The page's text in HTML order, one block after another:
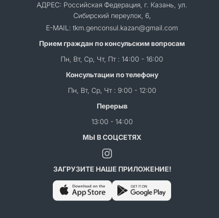
АДРЕС: Российская Федерация, г. Казань, ул.
Сибирский переулок, 6,
E-MAIL: tkm.genconsul.kazan@gmail.com
Прием граждан по консульским вопросам
Пн, Вт, Ср, Чт, Пт : 14:00 - 16:00
Консультации по телефону
Пн, Вт, Ср, Чт : 9:00 - 12:00
Перерыв
13:00 - 14:00
МЫ В СОЦСЕТЯХ
ЗАГРУЗИТЕ НАШЕ ПРИЛОЖЕНИЕ!